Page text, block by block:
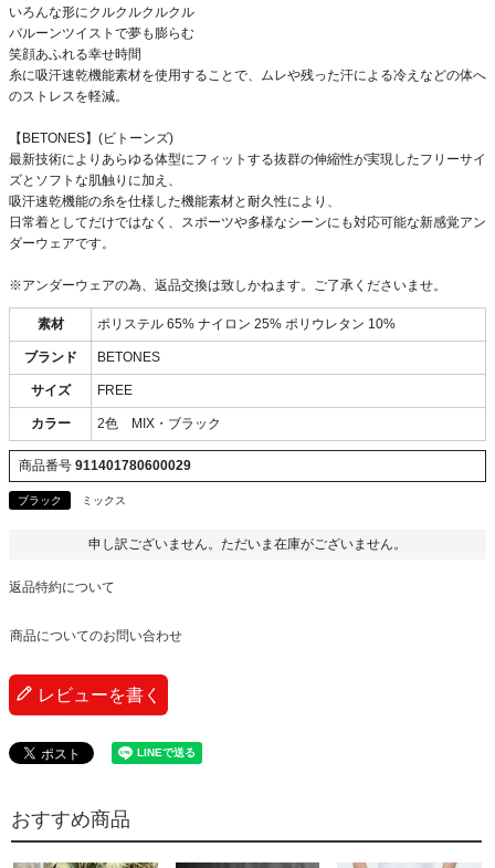
いろんな形にクルクルクルクル
バルーンツイストで夢も膨らむ
笑顔あふれる幸せ時間
糸に吸汗速乾機能素材を使用することで、ムレや残った汗による冷えなどの体へ
のストレスを軽減。
【BETONES】(ビトーンズ)
最新技術によりあらゆる体型にフィットする抜群の伸縮性が実現したフリーサイ
ズとソフトな肌触りに加え、
吸汗速乾機能の糸を仕様した機能素材と耐久性により、
日常着としてだけではなく、スポーツや多様なシーンにも対応可能な新感覚アン
ダーウェアです。
※アンダーウェアの為、返品交換は致しかねます。ご了承くださいませ。
素材 ポリステル 65% ナイロン 25% ポリウレタン 10%
ブランド BETONES
サイズ FREE
カラー 2色 MIX・ブラック
商品番号 911401780600029
ブラック ミックス
申し訳ございません。ただいま在庫がございません。
返品特約について
商品についてのお問い合わせ
レビューを書く
おすすめ商品